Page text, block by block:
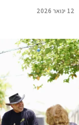
12 ינואר 2026